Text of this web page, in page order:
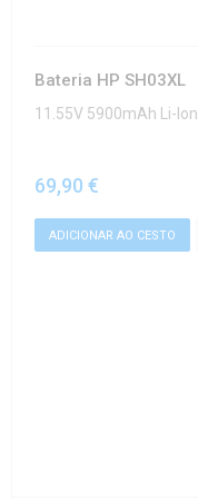
Bateria HP SH03XL
11.55V 5900mAh Li-Ion
69,90 €